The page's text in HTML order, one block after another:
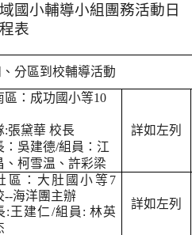
國小輔導小組團務活動日
程表
、分區到校輔導活動
區：成功國小等10
:張黛華 校長
吳建德/組員： 江
、柯雪温、許彩梁
詳如左列
區：大肚國小等 7
--海洋團主辦
: 王建仁/組員 : 林英
詳如左列